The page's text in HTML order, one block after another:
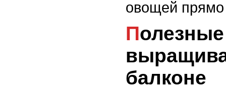
овощей
Полезные советы по
балконе